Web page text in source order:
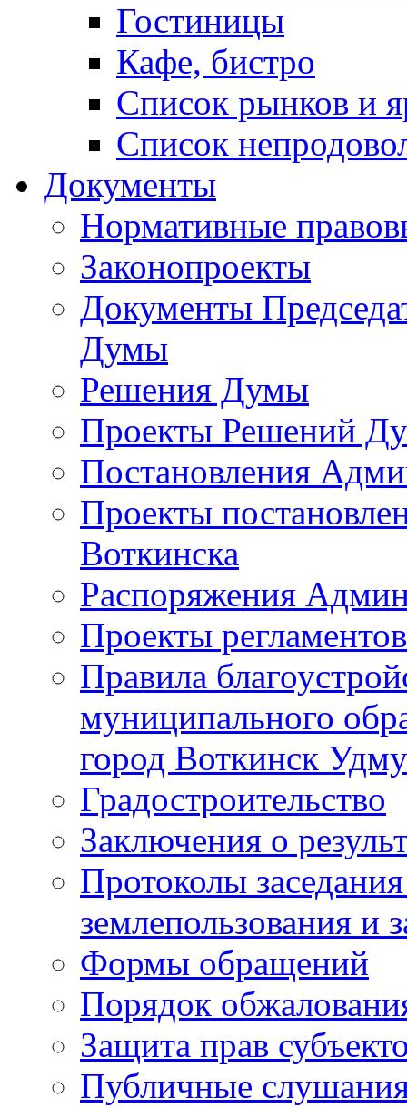
Гостиницы
Кафе, бистро
Cписок рынков и
Список
Документы
Нормативные
Законопроекты
Документы
Думы
Решения Думы
Проекты Решений
Постановления
Проекты
Воткинска
Распоряжения
Проекты
Правила
муниципального
город Воткинск
Градостроительство
Заключения о
Протоколы
землепользования и
Формы обращений
Порядок
Защита прав
Публичные